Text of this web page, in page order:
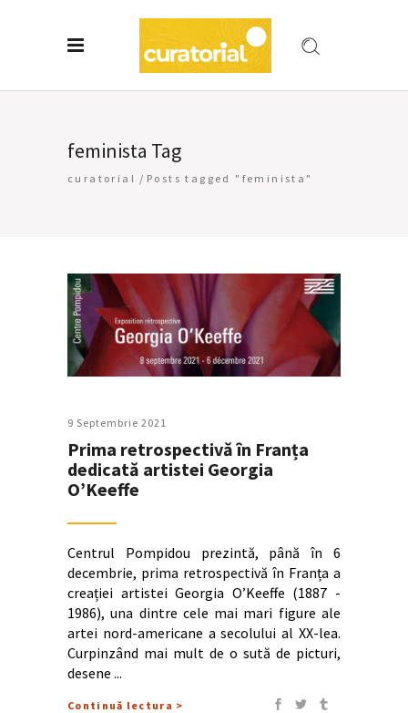
feminista Tag
curatorial / Posts tagged "feminista"
9 Septembrie 2021
Prima retrospectivă în Franța
dedicată artistei Georgia
O’Keeffe
Centrul Pompidou prezintă, până în 6
decembrie, prima retrospectivă în Franța a
creației artistei Georgia O’Keeffe (1887 -
1986), una dintre cele mai mari figure ale
artei nord-americane a secolului al XX-lea.
Curpinzând mai mult de o sută de picturi,
desene
Continuă lectura >